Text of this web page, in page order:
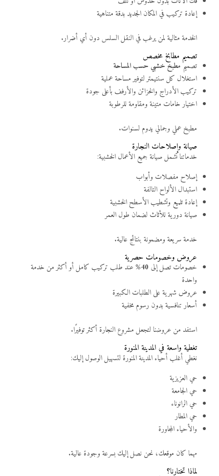
إعادة تركيب في المكان الجديد بدقة متناهية
الخدمة مثالية لمن يرغب في النقل السلس دون أي أضرار.
تصميم مطابخ مخصص
تصميممطبخ خشبي حسب المساحة
استغلال كل سنتيمتر لتوفير مساحة عملية
تركيب الأدراج والخزائن والأرفف بأعلى جودة
اختيار خامات متينة ومقاومة للرطوبة
مطبخ عملي وجمالي يدوم لسنوات.
صيانة وإصلاحات النجارة
خدماتنا تشمل صيانة جميع الأعمال الخشبية:
إصلاح مفصلات وأبواب
استبدال الألواح التالفة
إعادة تلميع وتشطيب الأسطح الخشبية
صيانة دورية للأثاث لضمان طول العمر
خدمة سريعة ومضمونة بنتائج عالية.
عروض وخصومات حصرية
خصومات تصل إلى 40% عند طلب تركيب كامل أو أكثر من خدمة
واحدة
عروض شهرية على الطلبات الكبيرة
أسعار تنافسية بدون رسوم مخفية
استفد من عروضنا لتجعل مشروع النجارة أكثر توفيرًا.
تغطية واسعة في المدينة المنورة
نغطي أغلب أحياء المدينة المنورة لتسهيل الوصول إليك:
حي العزيزية
حي الجامعة
حي الرانوناء
حي المطار
والأحياء المجاورة
مهما كان موقعك، نحن نصل إليك بسرعة وجودة عالية.
لماذا تختارنا؟